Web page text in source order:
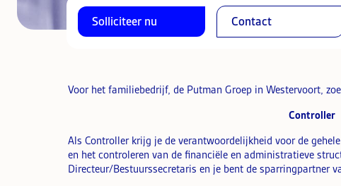
Solliciteer nu Contact
Voor het familiebedrijf, de Putman Groep in Westervoort,
Controller
Als Controller krijg je de verantwoordelijkheid voor de
en het controleren van de financiële en administratieve
Directeur/Bestuurssecretaris en je bent de sparringpartner